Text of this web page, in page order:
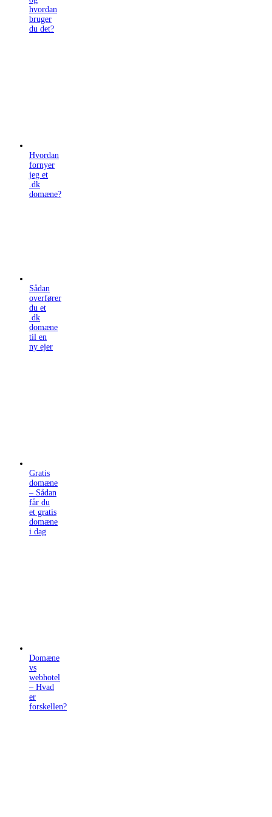
hvordan
bruger
du det?
Hvordan
fornyer
jeg et
.dk
domæne?
Sådan
overfører
du et
.dk
domæne
til en
ny ejer
Gratis
domæne
– Sådan
får du
et gratis
domæne
i dag
Domæne
vs
webhotel
– Hvad
er
forskellen?